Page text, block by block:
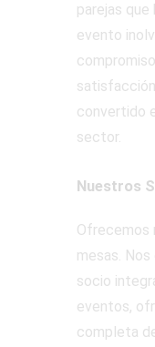
parejas que
evento
convertido
sector.
Nuestros
Ofrecemos
mesas.
socio
eventos,
completa